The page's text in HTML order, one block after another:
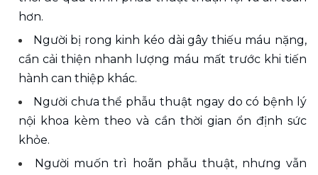
hơn.
Người bị rong kinh kéo dài gây thiếu máu nặng,
cần cải thiện nhanh lượng máu mất trước khi tiến
hành can thiệp khác.
Người chưa thể phẫu thuật ngay do có bệnh lý
nội khoa kèm theo và cần thời gian ổn định sức
khỏe.
Người muốn trì hoãn phẫu thuật, nhưng vẫn